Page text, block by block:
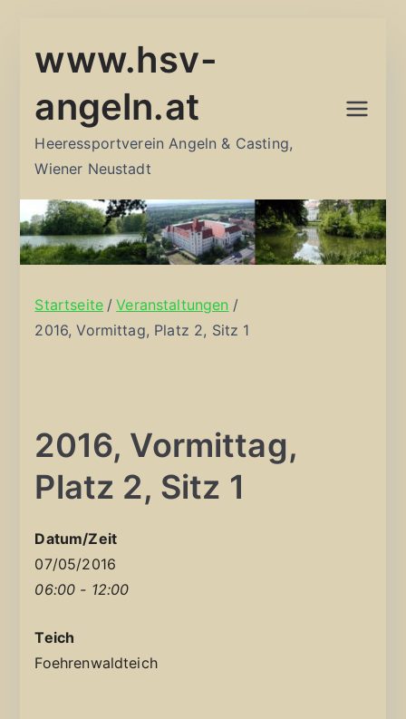
Inhalt
www.hsv-
angeln.at
Heeressportverein Angeln & Casting,
Wiener Neustadt
Startseite
Veranstaltungen
2016, Vormittag, Platz 2, Sitz 1
2016, Vormittag,
Platz 2, Sitz 1
Datum/Zeit
07/05/2016
06:00 - 12:00
Teich
Foehrenwaldteich